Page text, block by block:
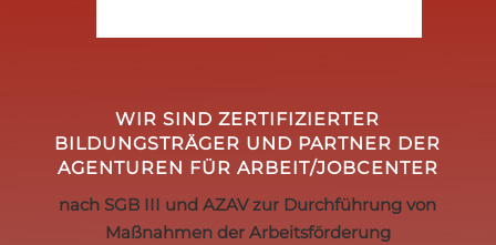
WIR SIND ZERTIFIZIERTER
BILDUNGSTRÄGER UND PARTNER DER
AGENTUREN FÜR ARBEIT/JOBCENTER
nach SGB III und AZAV zur Durchführung von
Maßnahmen der Arbeitsförderung